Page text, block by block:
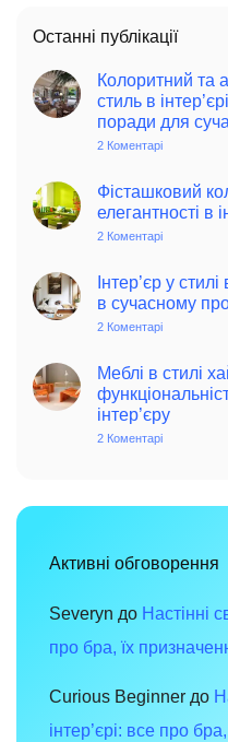
Останні публікації
Колоритний та
стиль в
поради для
2 Коментарі
стиль
особливості
та
поради
Фісташковий
елегантності в
2 Коментарі
–
джерело
позитиву
інтер’єрі
Інтер’єр у
в сучасному
2 Коментарі
стилі
чарівність
минулого
в
Меблі в стилі
інтер’єру
2 Коментарі
тек:
і
вашого
інтер’єру
Активні обговорення
Severyn до Настінні
про бра, їх
Curious Beginner до
інтер’єрі: все про